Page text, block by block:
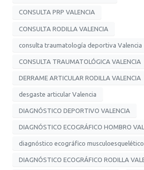
CONSULTA PRP VALENCIA
CONSULTA RODILLA VALENCIA
consulta traumatología deportiva Valencia
CONSULTA TRAUMATOLÓGICA VALENCIA
DERRAME ARTICULAR RODILLA VALENCIA
desgaste articular Valencia
DIAGNÓSTICO DEPORTIVO VALENCIA
DIAGNÓSTICO ECOGRÁFICO HOMBRO
diagnóstico ecográfico
DIAGNÓSTICO ECOGRÁFICO RODILLA